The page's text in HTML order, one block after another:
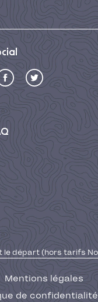
le départ (hors tarifs No
Mentions légales
de confidentialité